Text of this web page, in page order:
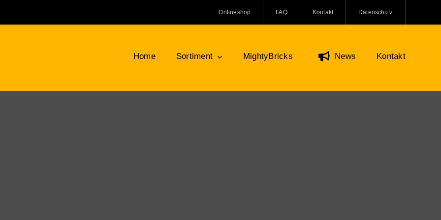
Onlineshop FAQ Kontakt Datenschutz
Home Sortiment MightyBricks News Kontakt